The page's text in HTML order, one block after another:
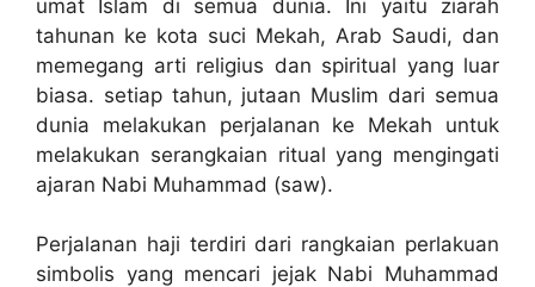
umat Islam di semua dunia. Ini yaitu ziarah
tahunan ke kota suci Mekah, Arab Saudi, dan
memegang arti religius dan spiritual yang luar
biasa. setiap tahun, jutaan Muslim dari semua
dunia melakukan perjalanan ke Mekah untuk
melakukan serangkaian ritual yang mengingati
ajaran Nabi Muhammad (saw).
Perjalanan haji terdiri dari rangkaian perlakuan
simbolis yang mencari jejak Nabi Muhammad